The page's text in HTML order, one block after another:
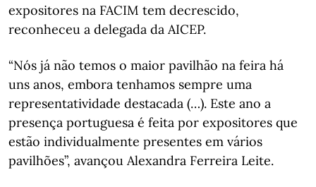
expositores na FACIM tem decrescido,
reconheceu a delegada da AICEP.
“Nós já não temos o maior pavilhão na feira há
uns anos, embora tenhamos sempre uma
representatividade destacada (…). Este ano a
presença portuguesa é feita por expositores que
estão individualmente presentes em vários
pavilhões”, avançou Alexandra Ferreira Leite.